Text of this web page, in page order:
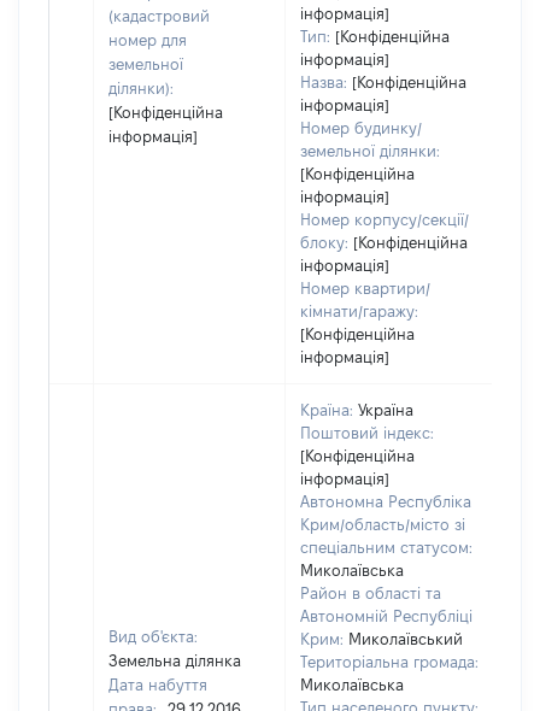
(кадастровий
номер для
земельної
ділянки):
[Конфіденційна
інформація]
інформація]
Тип: [Конфіденційна
інформація]
Назва: [Конфіденційна
інформація]
Номер будинку/
земельної ділянки:
[Конфіденційна
інформація]
Номер корпусу/секції/
блоку: [Конфіденційна
інформація]
Номер квартири/
кімнати/гаражу:
[Конфіденційна
інформація]
Вид об'єкта:
Земельна ділянка
Дата набуття
Країна: Україна
Поштовий індекс:
[Конфіденційна
інформація]
Автономна Республіка
Крим/область/місто зі
спеціальним статусом:
Миколаївська
Район в області та
Автономній Республіці
Крим: Миколаївський
Територіальна громада:
Миколаївська
Тип населеного пункту: